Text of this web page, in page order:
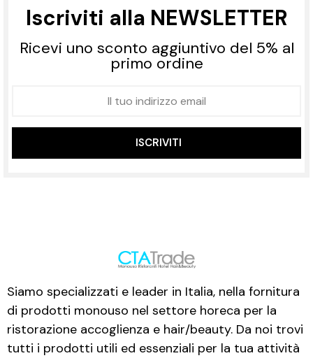
Iscriviti alla NEWSLETTER
Ricevi uno sconto aggiuntivo del 5% al
primo ordine
ISCRIVITI
Siamo specializzati e leader in Italia, nella fornitura
di prodotti monouso nel settore horeca per la
ristorazione accoglienza e hair/beauty. Da noi trovi
tutti i prodotti utili ed essenziali per la tua attività